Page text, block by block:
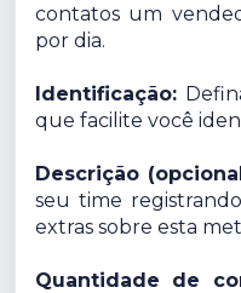
contatos um
por dia.
Identificação:
que facilite você
Descrição
seu time
extras sobre esta
Quantidade de